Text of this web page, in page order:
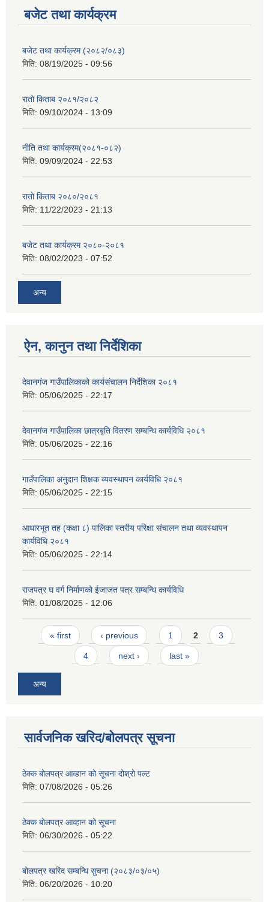
बजेट तथा कार्यक्रम
बजेट तथा कार्यक्रम (२०८२/०८३)
मिति: 08/19/2025 - 09:56
रातो किताब २०८१/२०८२
मिति: 09/10/2024 - 13:09
नीति तथा कार्यक्रम(२०८१-०८२)
मिति: 09/09/2024 - 22:53
रातो किताब २०८०/२०८१
मिति: 11/22/2023 - 21:13
बजेट तथा कार्यक्रम २०८०-२०८१
मिति: 08/02/2023 - 07:52
अन्य
ऐन, कानुन तथा निर्देशिका
देवानगंज गाउँपालिकाको कार्यसंचालन निर्देशिका २०८१
मिति: 05/06/2025 - 22:17
देवानगंज गाउँपालिका छात्रबृति वितरण सम्बन्धि कार्यविधि २०८१
मिति: 05/06/2025 - 22:16
गाउँपालिका अनुदान शिक्षक व्यवस्थापन कार्यविधि २०८१
मिति: 05/06/2025 - 22:15
आधारभूत तह (कक्षा ८) पालिका स्तरीय परिक्षा संचालन तथा व्यवस्थापन
कार्यविधि २०८१
मिति: 05/06/2025 - 22:14
राजपत्र घ वर्ग निर्माणको ईजाजत पत्र सम्बन्धि कार्यविधि
मिति: 01/08/2025 - 12:06
Pages
« first ‹ previous 1 2 3
4 next › last »
अन्य
सार्वजनिक खरिद/बोलपत्र सूचना
ठेक्क बोलपत्र आव्हान को सूचना दोश्रो पल्ट
मिति: 07/08/2026 - 05:26
ठेक्क बोलपत्र आव्हान को सूचना
मिति: 06/30/2026 - 05:22
बोलपत्र खरिद सम्बन्धि सुचना (२०८३/०३/०५)
मिति: 06/20/2026 - 10:20